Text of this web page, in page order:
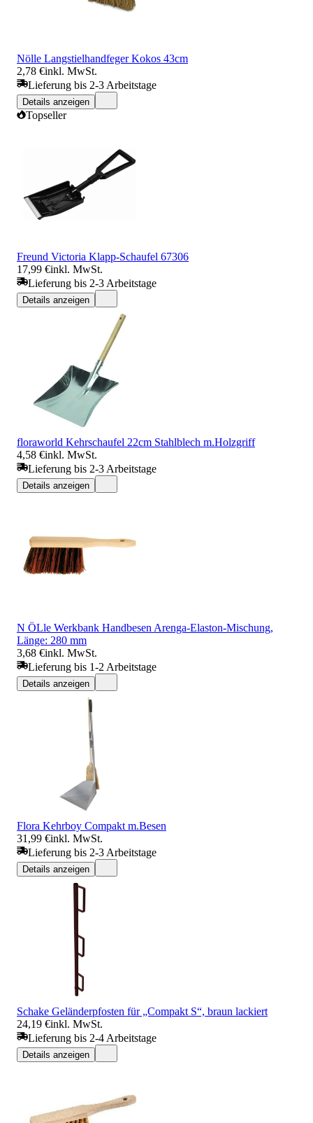
Nölle Langstielhandfeger Kokos 43cm
2,78 €inkl. MwSt.
Lieferung bis 2-3 Arbeitstage
Details anzeigen
Topseller
Freund Victoria Klapp-Schaufel 67306
17,99 €inkl. MwSt.
Lieferung bis 2-3 Arbeitstage
Details anzeigen
floraworld Kehrschaufel 22cm Stahlblech m.Holzgriff
4,58 €inkl. MwSt.
Lieferung bis 2-3 Arbeitstage
Details anzeigen
N ÖLle Werkbank Handbesen Arenga-Elaston-Mischung,
Länge: 280 mm
3,68 €inkl. MwSt.
Lieferung bis 1-2 Arbeitstage
Details anzeigen
Flora Kehrboy Compakt m.Besen
31,99 €inkl. MwSt.
Lieferung bis 2-3 Arbeitstage
Details anzeigen
Schake Geländerpfosten für „Compakt S“, braun lackiert
24,19 €inkl. MwSt.
Lieferung bis 2-4 Arbeitstage
Details anzeigen